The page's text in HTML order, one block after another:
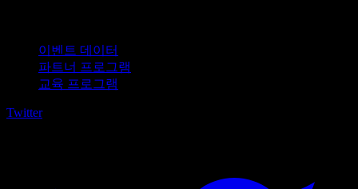
이벤트 데이터
파트너 프로그램
교육 프로그램
Twitter